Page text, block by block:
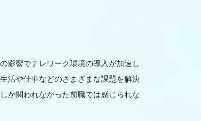
影響でテレワーク環境の導入が加速し
活や仕事などのさまざまな課題を解決
か関われなかった前職では感じられな